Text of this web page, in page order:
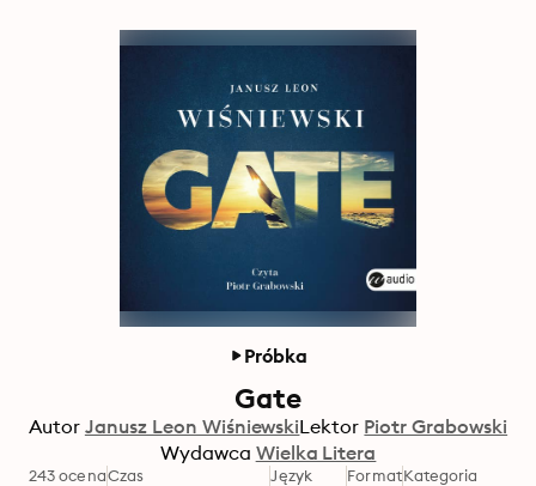
Próbka
Gate
Autor Janusz Leon WiśniewskiLektor Piotr Grabowski
Wydawca Wielka Litera
243 ocenaCzas Język FormatKategoria